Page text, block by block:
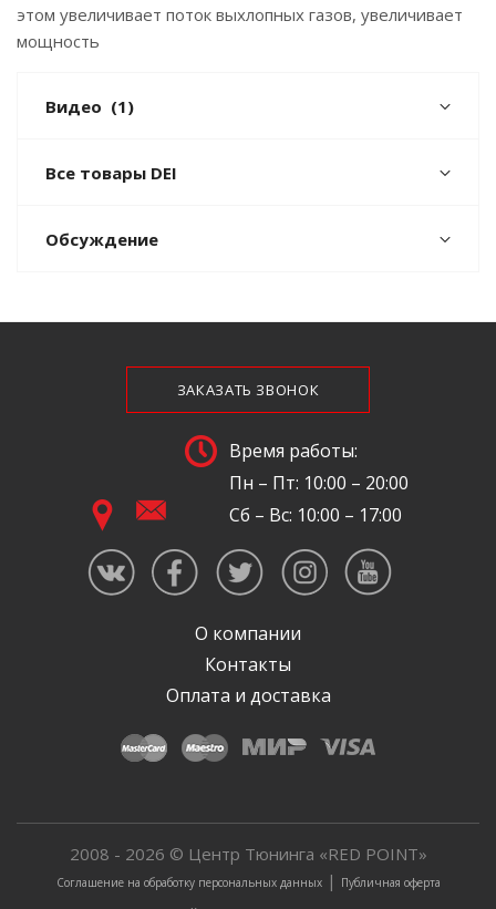
этом увеличивает поток выхлопных газов, увеличивает
мощность
Видео (1)
Все товары DEI
Обсуждение
ЗАКАЗАТЬ ЗВОНОК
Время работы:
Пн – Пт: 10:00 – 20:00
Сб – Вс: 10:00 – 17:00
О компании
Контакты
Оплата и доставка
2008 - 2026 © Центр Тюнинга «RED POINT»
Соглашение на обработку персональных данных| Публичная оферта